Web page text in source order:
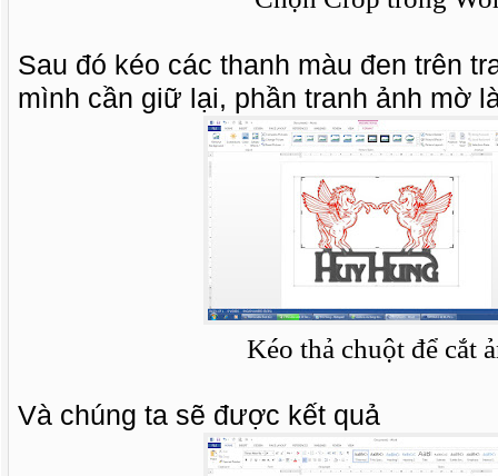
Sau đó kéo các thanh màu đen trên
mình cần giữ lại, phần tranh ảnh mờ
Kéo thả chuột để cắt
Và chúng ta sẽ được kết quả